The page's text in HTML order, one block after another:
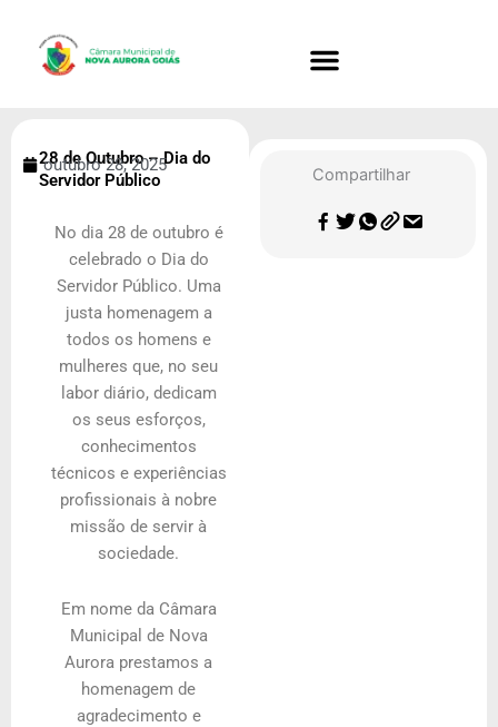
28 de Outubro – Dia do
Servidor Público
outubro 28, 2025
No dia 28 de outubro é
celebrado o Dia do
Servidor Público. Uma
justa homenagem a
todos os homens e
mulheres que, no seu
labor diário, dedicam
os seus esforços,
conhecimentos
técnicos e experiências
profissionais à nobre
missão de servir à
sociedade.
Em nome da Câmara
Municipal de Nova
Aurora prestamos a
homenagem de
agradecimento e
Compartilhar